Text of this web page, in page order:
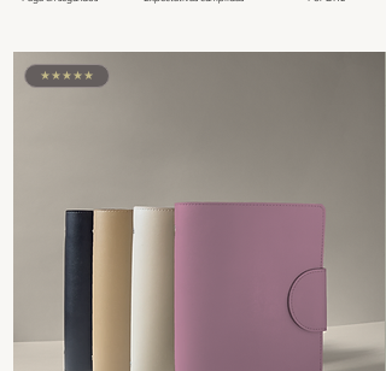
★★★★★